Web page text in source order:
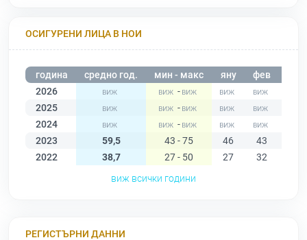
ОСИГУРЕНИ ЛИЦА В НОИ
година средно год. мин - макс яну фев
2026
-
2025
-
2024
-
2023
59,5 43 - 75 46 43
2022
38,7 27 - 50 27 32
виж всички години
РЕГИСТЪРНИ ДАННИ